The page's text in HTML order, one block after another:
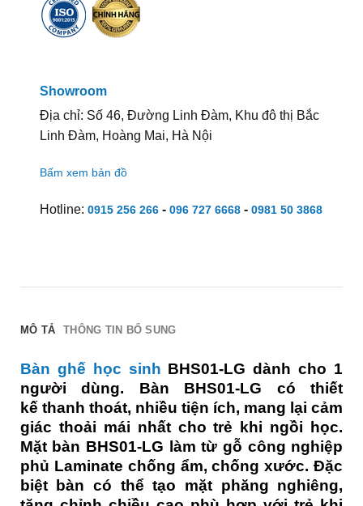
Showroom
Địa chỉ: Số 46, Đường Linh Đàm, Khu đô thị Bắc
Linh Đàm, Hoàng Mai, Hà Nội
Bấm xem bản đồ
Hotline: 0915 256 266- 096 727 6668- 0981 50 3868
MÔ TẢ THÔNG TIN BỔ SUNG
Bàn ghế học sinh BHS01-LG dành cho 1
người dùng. Bàn BHS01-LG có thiết
kế thanh thoát, nhiều tiện ích, mang lại cảm
giác thoải mái nhất cho trẻ khi ngồi học.
Mặt bàn BHS01-LG làm từ gỗ công nghiệp
phủ Laminate chống ẩm, chống xước. Đặc
biệt bàn có thể tạo mặt phăng nghiêng,